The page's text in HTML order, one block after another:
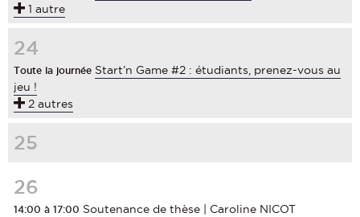
1 autre
24
Toute la journée Start’n Game #2 : étudiants, prenez-vous au
jeu !
2 autres
25
26
14:00 à 17:00 Soutenance de thèse | Caroline NICOT